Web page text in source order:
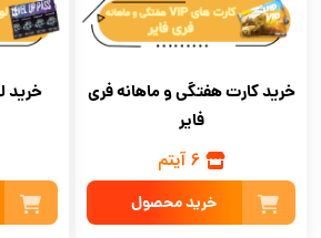
خرید کارت هفتگی و ماهانه فری
فایر
6 آیتم
خرید محصول
خرید